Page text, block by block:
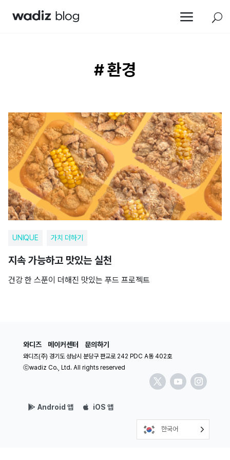
a U
# 환경
UNIQUE 가치 더하기
지속 가능하고 맛있는 실천
건강 한 스푼이 더해진 맛있는 푸드 프로젝트
와디즈 메이커센터 문의하기
와디즈(주) 경기도 성남시 분당구 판교로 242 PDC A동 402호
ⓒwadiz Co., Ltd. All rights reserved
Android 앱 iOS 앱
한국어